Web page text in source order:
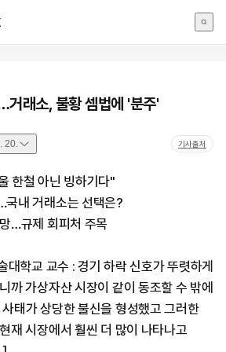
래소, 불황 셈법에 '분주'
20. 기사출처
한철 아닌 빙하기다"
내 거래소는 선택은?
…규제 회피처 주목
대학교 교수 : 경기 하락 신호가 뚜렷하게
까 가상자산 시장이 같이 동조할 수 밖에
태가 상당한 불신을 형성했고 그러한
재 시장에서 훨씬 더 많이 나타나고